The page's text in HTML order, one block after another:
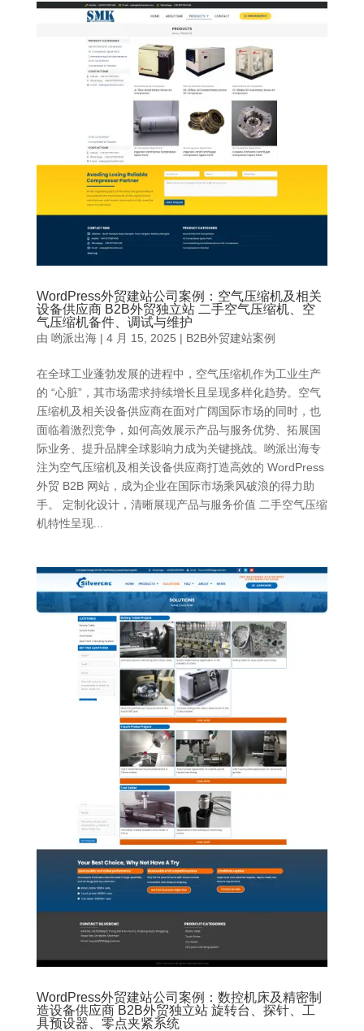
WordPress外贸建站公司案例：空气压缩机及相关
设备供应商 B2B外贸独立站 二手空气压缩机、空
气压缩机备件、调试与维护
由 哟派出海| 4 月 15, 2025 | B2B外贸建站案例
在全球工业蓬勃发展的进程中，空气压缩机作为工业生产
的 “心脏”，其市场需求持续增长且呈现多样化趋势。空气
压缩机及相关设备供应商在面对广阔国际市场的同时，也
面临着激烈竞争，如何高效展示产品与服务优势、拓展国
际业务、提升品牌全球影响力成为关键挑战。哟派出海专
注为空气压缩机及相关设备供应商打造高效的 WordPress
外贸 B2B 网站，成为企业在国际市场乘风破浪的得力助
手。 定制化设计，清晰展现产品与服务价值 二手空气压缩
机特性呈现...
WordPress外贸建站公司案例：数控机床及精密制
造设备供应商 B2B外贸独立站 旋转台、探针、工
具预设器、零点夹紧系统